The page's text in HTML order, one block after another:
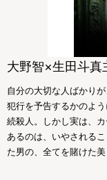
大野智×生田斗真
自分の大切な人ばかり
犯行を予告するかのよ
続殺人。しかし実は、
あるのは、いやされる
た男の、全てを賭けた